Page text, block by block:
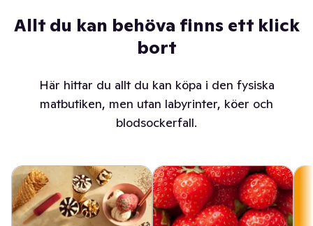
Allt du kan behöva finns ett klick
bort
Här hittar du allt du kan köpa i den fysiska
matbutiken, men utan labyrinter, köer och
blodsockerfall.